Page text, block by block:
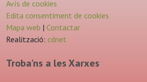
Avís de cookies
Edita consentiment de cookies
Mapa web | Contactar
Realització: cdnet
Troba'ns a les Xarxes